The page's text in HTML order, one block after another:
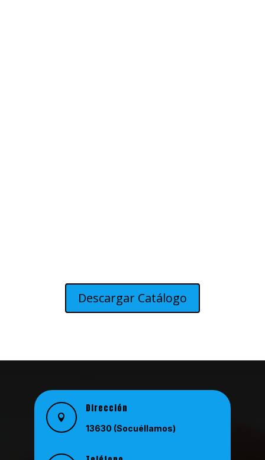
Descargar Catálogo

Dirección
13630 (Socuéllamos)